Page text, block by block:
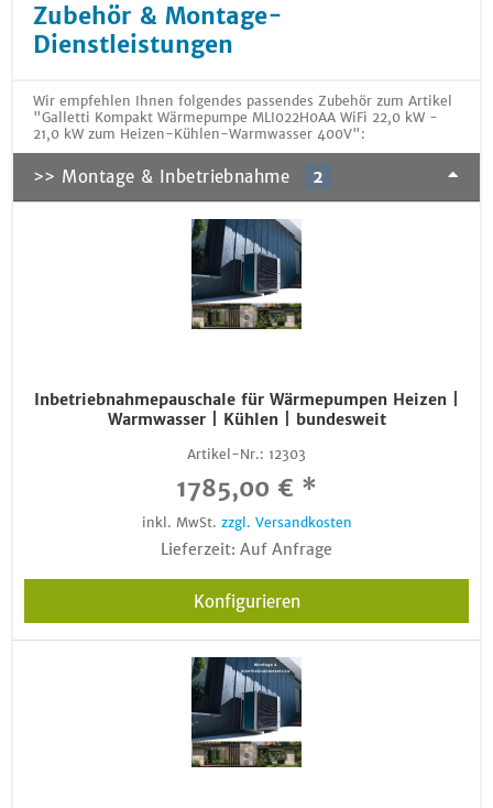
Zubehör & Montage-
Dienstleistungen
Wir empfehlen Ihnen folgendes passendes Zubehör zum Artikel
"Galletti Kompakt Wärmepumpe MLI022H0AA WiFi 22,0 kW -
21,0 kW zum Heizen-Kühlen-Warmwasser 400V":
>> Montage & Inbetriebnahme 2
Inbetriebnahmepauschale für Wärmepumpen Heizen |
Warmwasser | Kühlen | bundesweit
Artikel-Nr.: 12303
1785,00 € *
inkl. MwSt. zzgl. Versandkosten
Lieferzeit: Auf Anfrage
Konfigurieren